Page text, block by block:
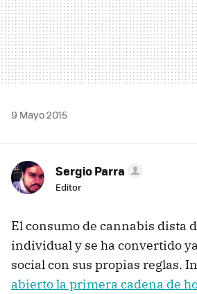
9 Mayo 2015
Sergio Parra
Editor
El consumo de cannabis dista
individual y se ha convertido
social con sus propias reglas.
abierto la primera cadena de